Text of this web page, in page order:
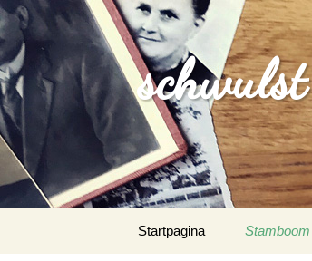
schwulst
naar
Startpagina Stamboom